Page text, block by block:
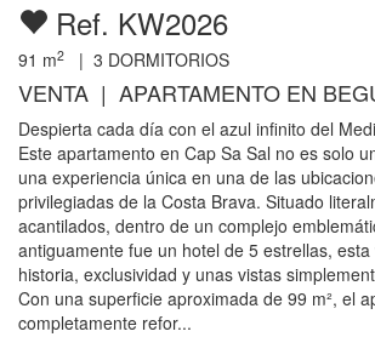
Ref. KW2026
91 m2 | 3 DORMITORIOS
VENTA | APARTAMENTO EN
Despierta cada día con el azul infinito del
Este apartamento en Cap Sa Sal no es solo
una experiencia única en una de las
privilegiadas de la Costa Brava. Situado
acantilados, dentro de un complejo
antiguamente fue un hotel de 5 estrellas,
historia, exclusividad y unas vistas
Con una superficie aproximada de 99 m², el
completamente refor...